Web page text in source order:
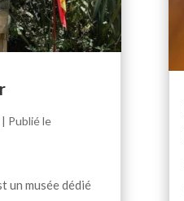
Publié le
un musée dédié